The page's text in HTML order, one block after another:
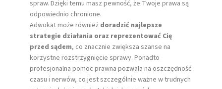
spraw. Dzięki temu masz pewność, że Twoje prawa są
odpowiednio chronione.
Adwokat może również doradzić najlepsze
strategie działania oraz reprezentować Cię
przed sądem, co znacznie zwiększa szanse na
korzystne rozstrzygnięcie sprawy. Ponadto
profesjonalna pomoc prawna pozwala na oszczędność
czasu i nerwów, co jest szczególnie ważne w trudnych